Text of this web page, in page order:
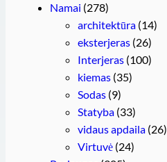
Namai (278)
architektūra (14)
eksterjeras (26)
Interjeras (100)
kiemas (35)
Sodas (9)
Statyba (33)
vidaus apdaila (26)
Virtuvė (24)